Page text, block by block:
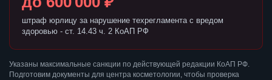
штраф юрлицу за нарушение техрегламента с вредом
здоровью - ст. 14.43 ч. 2 КоАП РФ
Указаны максимальные санкции по действующей редакции КоАП РФ.
Подготовим документы для центра косметологии, чтобы проверка